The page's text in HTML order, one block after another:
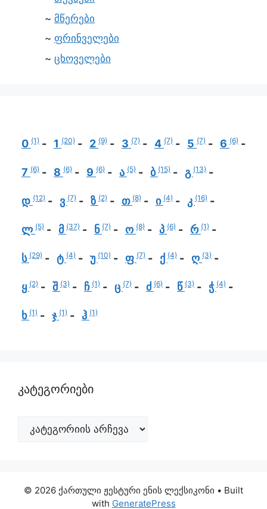
მწერები
ფრინველები
ცხოველები
0 (1) 1 (20) 2 (9) 3 (7) 4 (7) 5 (7) 6 (6)
7 (6) 8 (6) 9 (6) ა (5) ბ (15) გ (13)
დ (12) ვ (7) ზ (2) თ (8) ი (4) კ (16)
ლ (5) მ (37) ნ (7) ო (8) პ (6) რ (1)
ს (29) ტ (4) უ (10) ფ (7) ქ (4) ღ (3)
ყ (2) შ (3) ჩ (1) ც (7) ძ (6) წ (3) ჭ (4)
ხ (1) ჯ (1) ჰ (1)
კატეგორიები
© 2026 ქართული ჟესტური ენის ლექსიკონი • Built
with GeneratePress